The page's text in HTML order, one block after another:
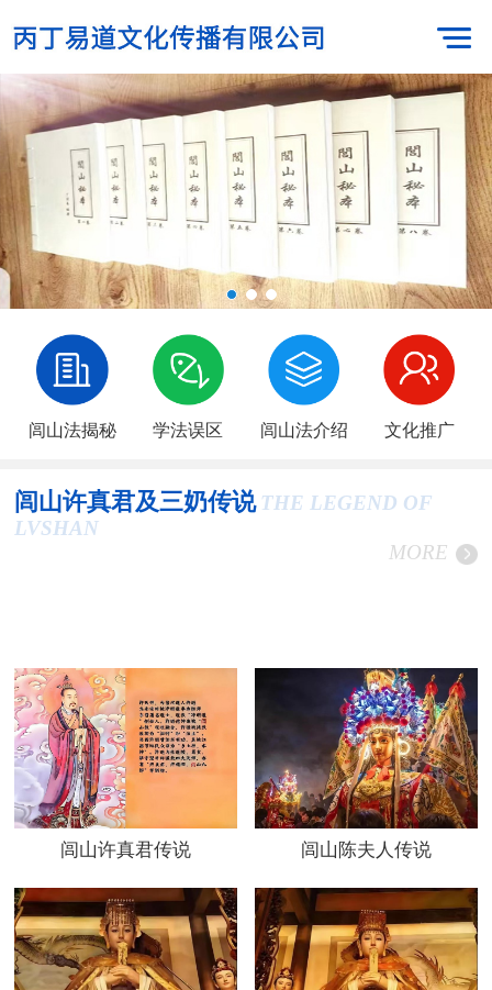
闾山法揭秘 学法误区 闾山法介绍 文化推广
闾山许真君及三奶传说 THE LEGEND OF
LVSHAN
MORE
闾山许真君传说 闾山陈夫人传说